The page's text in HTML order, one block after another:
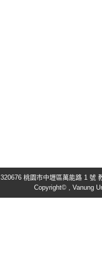
320676 桃園市中壢區萬能路 1 號
Copyright© , Vanung